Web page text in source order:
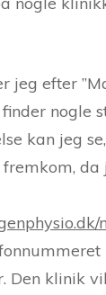
jeg efter
finder nogle
kan jeg
Den klinik